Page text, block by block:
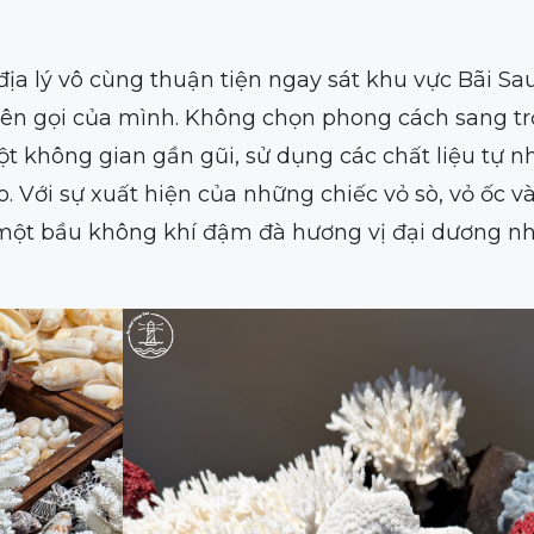
lý vô cùng thuận tiện ngay sát khu vực Bãi
gọi của mình. Không chọn phong cách sang
không gian gần gũi, sử dụng các chất liệu tự
sự xuất hiện của những chiếc vỏ sò, vỏ ốc
bầu không khí đậm đà hương vị đại dương